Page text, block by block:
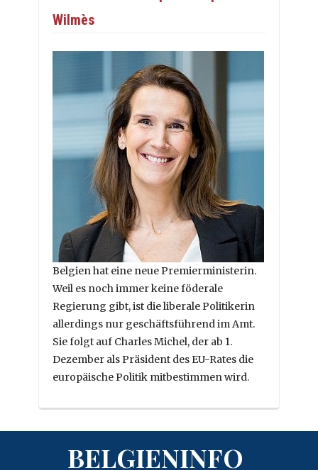
Wilmès
Belgien hat eine neue Premierministerin.
Weil es noch immer keine föderale
Regierung gibt, ist die liberale Politikerin
allerdings nur geschäftsführend im Amt.
Sie folgt auf Charles Michel, der ab 1.
Dezember als Präsident des EU-Rates die
europäische Politik mitbestimmen wird.
BELGIENINFO